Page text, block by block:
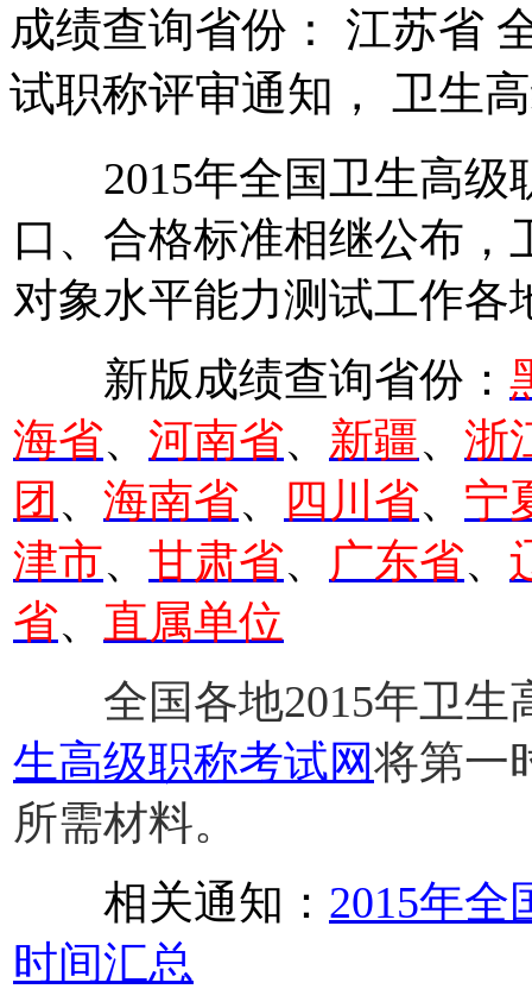
成绩查询省份： 江苏省
试职称评审通知， 卫生
2015年全国卫生高级
口、合格标准相继公布，
对象水平能力测试工作各
新版成绩查询省份：
海省、 河南省、 新疆、 浙
团 、 海南省、 四川省、 宁
津市、 甘肃省、 广东省、
省、 直属单位
全国各地2015年卫生
生高级职称考试网将第一
所需材料。
相关通知： 2015年全
时间汇总